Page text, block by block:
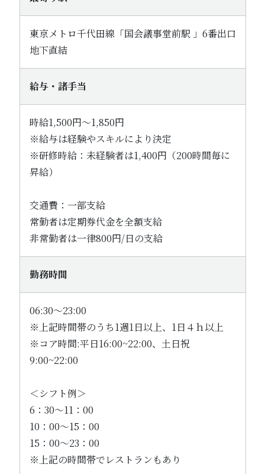
東京メトロ千代田線「国会議事堂前駅 」6番出口
地下直結
給与・諸手当
時給1,500円～1,850円
※給与は経験やスキルにより決定
※研修時給：未経験者は1,400円（200時間毎に
昇給）
交通費：一部支給
常勤者は定期券代金を全額支給
非常勤者は一律800円/日の支給
勤務時間
06:30～23:00
※上記時間帯のうち1週1日以上、1日４ｈ以上
※コア時間:平日16:00~22:00、土日祝
9:00~22:00
＜シフト例＞
6：30～11：00
10：00～15：00
15：00～23：00
※上記の時間帯でレストランもあり